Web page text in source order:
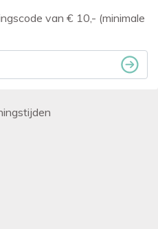
van € 10,- (minimale